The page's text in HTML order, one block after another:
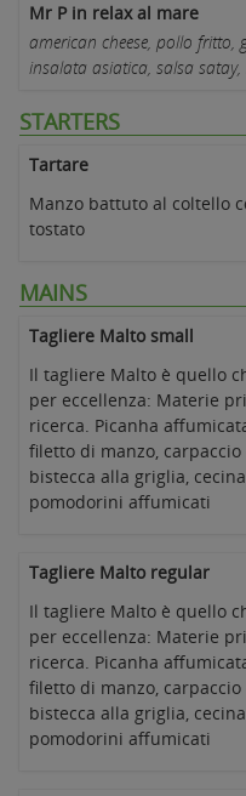
Mr P in relax al mare
american cheese, pollo fritto,
insalata asiatica, salsa
STARTERS
Tartare
Manzo battuto al coltello
tostato
MAINS
Tagliere Malto small
Il tagliere Malto è quello
per eccellenza: Materie
ricerca. Picanha
filetto di manzo,
bistecca alla griglia,
pomodorini affumicati
Tagliere Malto regular
Il tagliere Malto è quello
per eccellenza: Materie
ricerca. Picanha
filetto di manzo,
bistecca alla griglia,
pomodorini affumicati